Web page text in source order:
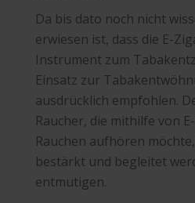
Da bis dato noch nicht
erwiesen ist, dass die E-
Instrument zum
Einsatz zur
ausdrücklich empfohlen.
Raucher, die mithilfe von
Rauchen aufhören
bestärkt und begleitet
entmutigen.